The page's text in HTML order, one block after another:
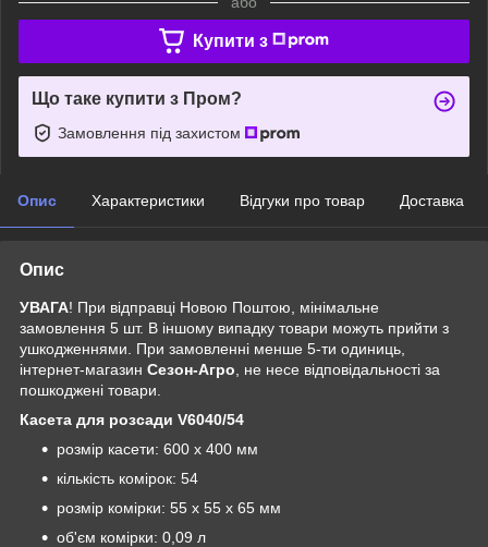
Купити з
Що таке купити з Пром?
Замовлення під захистом
Опис Характеристики Відгуки про товар Доставка
Опис
УВАГА! При відправці Новою Поштою, мінімальне
замовлення 5 шт. В іншому випадку товари можуть прийти з
ушкодженнями. При замовленні менше 5-ти одиниць,
інтернет-магазин Сезон-Агро , не несе відповідальності за
пошкоджені товари.
Касета для розсади V6040/54
розмір касети: 600 x 400 мм
кількість комірок: 54
розмір комірки: 55 х 55 х 65 мм
об'єм комірки: 0,09 л